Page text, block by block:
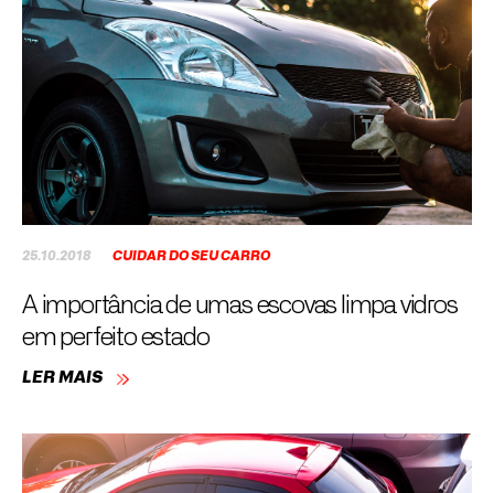
25.10.2018 CUIDAR DO SEU CARRO
A importância de umas escovas limpa vidros
em perfeito estado
LER MAIS